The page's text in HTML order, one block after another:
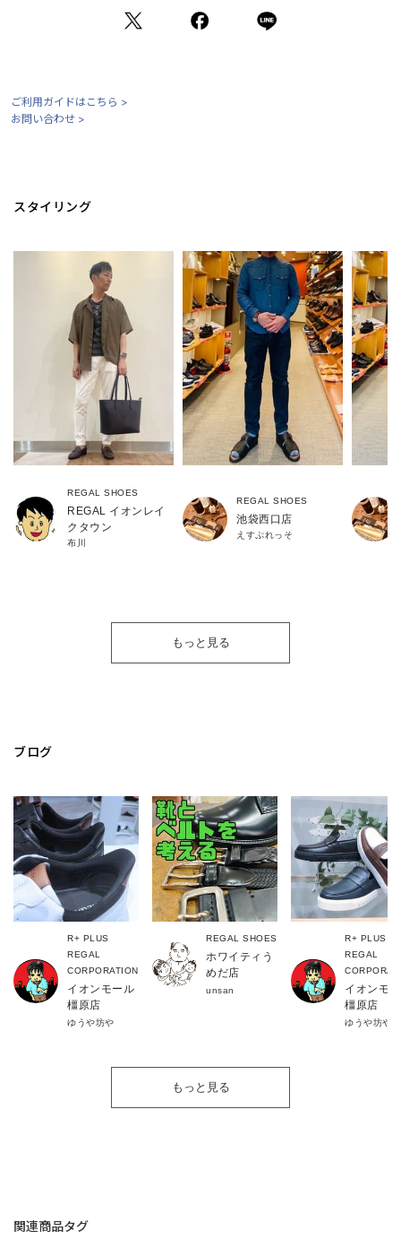
ご利用ガイドはこちら >
お問い合わせ >
スタイリング
REGAL SHOES
REGAL イオンレイ
クタウン
布川
REGAL SHOES
池袋西口店
えすぷれっそ
もっと見る
ブログ
R+ PLUS
REGAL
CORPORATION
イオンモール
橿原店
ゆうや坊や
REGAL SHOES
ホワイティう
めだ店
unsan
R+ PLUS
REGAL
イオンモ
橿原店
ゆうや坊や
もっと見る
関連商品タグ